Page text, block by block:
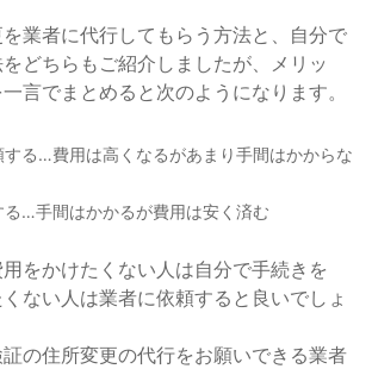
業者に代行してもらう方法と、自分で
どちらもご紹介しましたが、メリッ
言でまとめると次のようになります。
る…費用は高くなるがあまり手間はかからな
る…手間はかかるが費用は安く済む
をかけたくない人は自分で手続きを
ない人は業者に依頼すると良いでしょ
の住所変更の代行をお願いできる業者